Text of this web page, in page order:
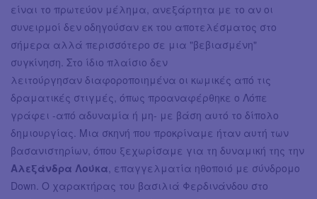
είναι το πρωτεύον μέλημα, ανεξάρτητα με το αν οι
συνειρμοί δεν οδηγούσαν εκ του αποτελέσματος στο
σήμερα αλλά περισσότερο σε μια "βεβιασμένη"
συγκίνηση. Στο ίδιο πλαίσιο δεν
λειτούργησαν διαφοροποιημένα οι κωμικές από τις
δραματικές στιγμές, όπως προαναφέρθηκε ο Λόπε
γράφει -από αδυναμία ή μη- με βάση αυτό το δίπολο
δημιουργίας. Μια σκηνή που προκρίναμε ήταν αυτή των
βασανιστηρίων, όπου ξεχωρίσαμε για τη δυναμική της την
Αλεξάνδρα Λούκα, επαγγελματία ηθοποιό με σύνδρομο
Down. Ο χαρακτήρας του βασιλιά Φερδινάνδου στο